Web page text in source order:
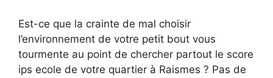
Est-ce que la crainte de mal choisir
l’environnement de votre petit bout vous
tourmente au point de chercher partout le score
ips ecole de votre quartier à Raismes ? Pas de